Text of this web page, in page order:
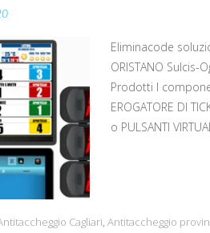
Eliminacode
ORISTANO
Prodotti I
EROGATORE DI
o PULSANTI
Cagliari, Antitaccheggio